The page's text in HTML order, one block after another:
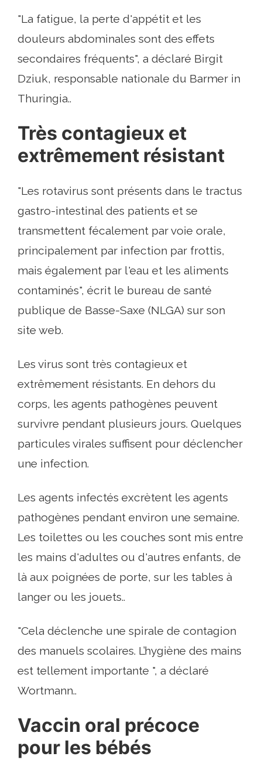
"La fatigue, la perte d'appétit et les
douleurs abdominales sont des effets
secondaires fréquents", a déclaré Birgit
Dziuk, responsable nationale du Barmer in
Thuringia..
Très contagieux et
extrêmement résistant
"Les rotavirus sont présents dans le tractus
gastro-intestinal des patients et se
transmettent fécalement par voie orale,
principalement par infection par frottis,
mais également par l'eau et les aliments
contaminés", écrit le bureau de santé
publique de Basse-Saxe (NLGA) sur son
site web.
Les virus sont très contagieux et
extrêmement résistants. En dehors du
corps, les agents pathogènes peuvent
survivre pendant plusieurs jours. Quelques
particules virales suffisent pour déclencher
une infection.
Les agents infectés excrètent les agents
pathogènes pendant environ une semaine.
Les toilettes ou les couches sont mis entre
les mains d'adultes ou d'autres enfants, de
là aux poignées de porte, sur les tables à
langer ou les jouets..
"Cela déclenche une spirale de contagion
des manuels scolaires. L’hygiène des mains
est tellement importante ", a déclaré
Wortmann..
Vaccin oral précoce
pour les bébés